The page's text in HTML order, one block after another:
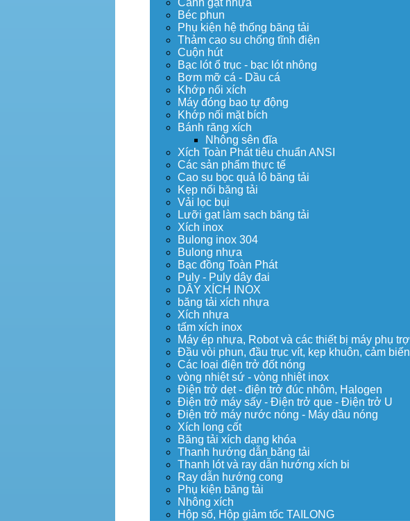
Cánh gạt nhựa
Béc phun
Phụ kiện hệ thống băng tải
Thảm cao su chống tĩnh điện
Cuộn hút
Bạc lót ổ trục - bạc lót nhông
Bơm mỡ cá - Dầu cá
Khớp nối xích
Máy đóng bao tự động
Khớp nối mặt bích
Bánh răng xích
Nhông sên đĩa
Xích Toàn Phát tiêu chuẩn ANSI
Các sản phẩm thực tế
Cao su bọc quả lô băng tải
Kẹp nối băng tải
Vải lọc bụi
Lưỡi gạt làm sạch băng tải
Xích inox
Bulong inox 304
Bulong nhựa
Bạc đồng Toàn Phát
Puly - Puly dây đai
DÂY XÍCH INOX
băng tải xích nhựa
Xích nhựa
tấm xích inox
Máy ép nhựa, Robot và các thiết bị máy phụ trợ
Đầu vòi phun, đầu trục vít, kẹp khuôn, cảm biến
Các loại điện trở đốt nóng
vòng nhiệt sứ - vòng nhiệt inox
Điện trở dẹt - điện trở đúc nhôm, Halogen
Điện trở máy sấy - Điện trở que - Điện trở U
Điện trở máy nước nóng - Máy dầu nóng
Xích long cốt
Băng tải xích dạng khóa
Thanh hướng dẫn băng tải
Thanh lót và ray dẫn hướng xích bi
Ray dẫn hướng cong
Phụ kiện băng tải
Nhông xích
Hộp số, Hộp giảm tốc TAILONG